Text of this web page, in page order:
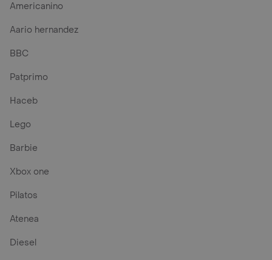
Americanino
Aario hernandez
BBC
Patprimo
Haceb
Lego
Barbie
Xbox one
Pilatos
Atenea
Diesel